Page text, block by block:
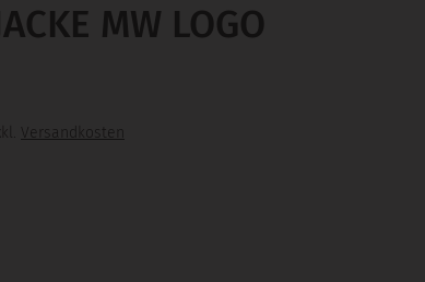
MW LOGO
Versandkosten